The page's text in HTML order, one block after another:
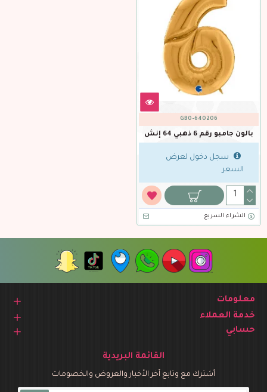
GBO-640206
بالون جامبو رقم 6 ذهبي 64 إنش
سجل دخول لعرض
السعر
الشراء السريع
معلومات
خدمة العملاء
حسابي
القائمة البريدية
أشترك مع وتابع آخر الأخبار والعروض والخصومات